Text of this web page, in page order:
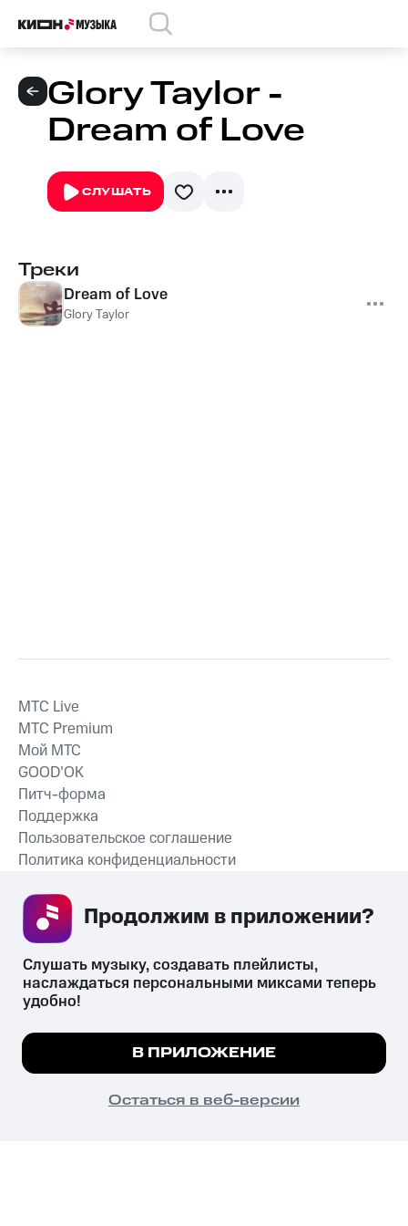
Glory Taylor -
Dream of Love
СЛУШАТЬ
Треки
Dream of Love
Glory Taylor
СКАЧАТЬ ПРИЛОЖЕНИЕ
MTС Live
MTС Premium
Мой МТС
GOOD’OK
Питч-форма
Поддержка
Пользовательское соглашение
Политика конфиденциальности
психотропных веществ, их аналогов причиняет вред здоровью,
их незаконный оборот запрещён и влечёт установленную
законодательством ответственность.
© 2026 ООО «КИОН».
Все права защищены
Мы используем куки, чтобы на сайте все
Подробнее
ПОНЯТНО
Слушать музыку, создавать плейлисты,
наслаждаться персональными миксами теперь
удобно!
В ПРИЛОЖЕНИЕ
Остаться в веб-версии